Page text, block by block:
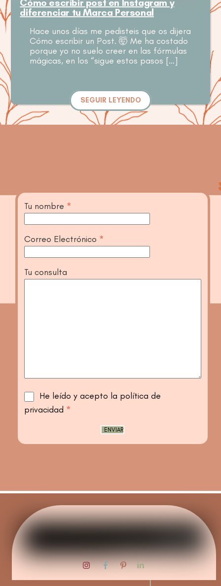
diferenciar tu Marca Personal
Hace unos días me pedisteis que os dijera
Cómo escribir un Post. 🤯 Me ha costado
porque yo no suelo creer en las fórmulas
mágicas, en los “sigue estos pasos […]
SEGUIR LEYENDO
Tu nombre *
Correo Electrónico *
Tu consulta
He leído y acepto la política de
privacidad *
ENVIAR